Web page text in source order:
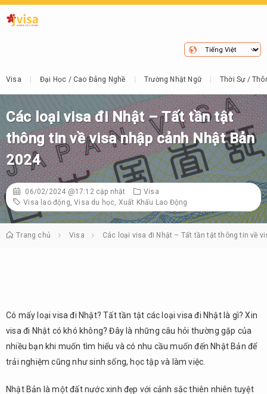
Visa Đại Học / Cao Đẳng Nghề Trường Nhật Ngữ Thời Sự /
Các loại visa đi Nhật – Tất tần tật
thông tin về visa nhập cảnh Nhật Bản
2024
06/02/2024 @17:12cập nhật
Visa
Visa lao động,Visa du học, Xuất Khẩu Lao Động
Trang chủ Visa Các loại visa đi Nhật – Tất tần tật thông tin về
Có mấy loại visa đi Nhật? Tất tần tật các loại visa đi Nhật là gì? Xin
visa đi Nhật có khó không? Đây là những câu hỏi thường gặp của
nhiều bạn khi muốn tìm hiểu và có nhu cầu muốn đến Nhật Bản để
trải nghiệm cũng như sinh sống, học tập và làm việc.
Nhật Bản là một đất nước xinh đẹp với cảnh sắc thiên nhiên tuyệt